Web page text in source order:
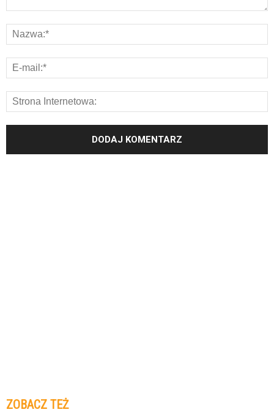
ZOBACZ TEŻ